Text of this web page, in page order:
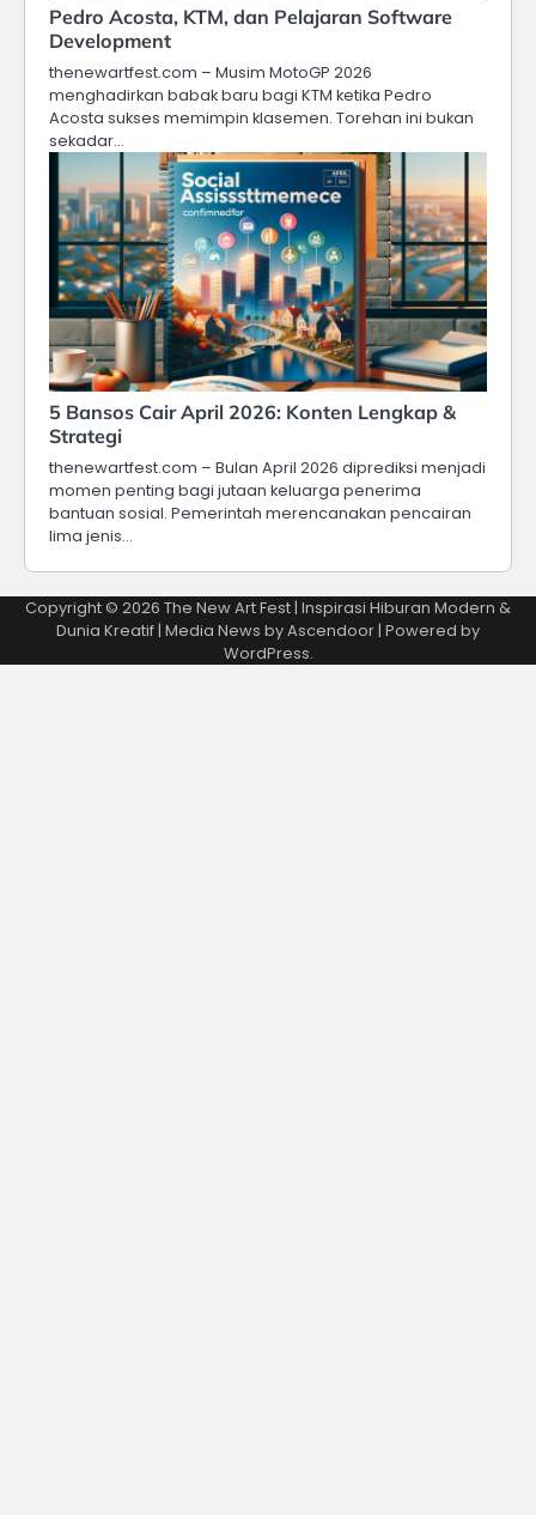
Pedro Acosta, KTM, dan Pelajaran Software
Development
thenewartfest.com – Musim MotoGP 2026
menghadirkan babak baru bagi KTM ketika Pedro
Acosta sukses memimpin klasemen. Torehan ini bukan
sekadar…
5 Bansos Cair April 2026: Konten Lengkap &
Strategi
thenewartfest.com – Bulan April 2026 diprediksi menjadi
momen penting bagi jutaan keluarga penerima
bantuan sosial. Pemerintah merencanakan pencairan
lima jenis…
Copyright © 2026 The New Art Fest | Inspirasi Hiburan Modern &
Dunia Kreatif| Media News byAscendoor| Powered by
WordPress.